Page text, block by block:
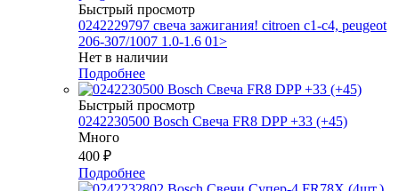
Быстрый просмотр
0242229797 свеча зажигания! citroen c1-c4, peugeot
206-307/1007 1.0-1.6 01>
Нет в наличии
Подробнее
Быстрый просмотр
0242230500 Bosch Свеча FR8 DPP +33 (+45)
Много
400 ₽
Подробнее